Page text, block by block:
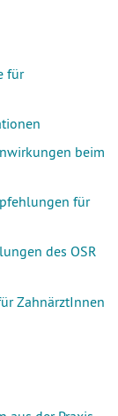
für
beim
für
des OSR
ZahnärztInnen